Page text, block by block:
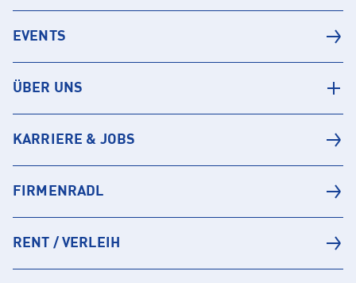
EVENTS
ÜBER UNS
KARRIERE & JOBS
FIRMENRADL
RENT / VERLEIH